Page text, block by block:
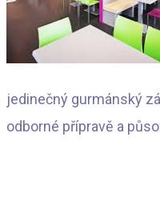
jedinečný gurmánský
odborné přípravě a